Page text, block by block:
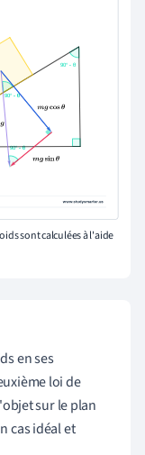
sont calculées à l'aide
en ses
loi de
sur le plan
cas idéal et